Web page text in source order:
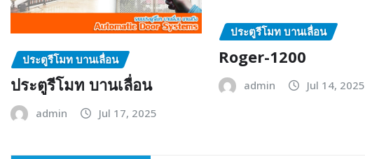
ประตูรีโมท บานเลื่อน
ประตูรีโมท บานเลื่อน
admin Jul 17, 2025
ประตูรีโมท บานเลื่อน
Roger-1200
admin Jul 14, 2025